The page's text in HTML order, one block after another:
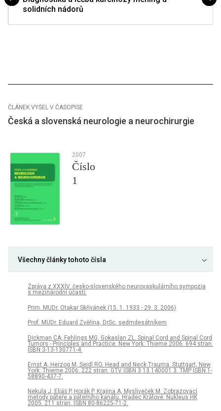
solidních nádorů
ČLÁNEK VYŠEL V ČASOPISE
Česká a slovenská neurologie a neurochirurgie
2007
Číslo
1
Všechny články tohoto čísla
Zpráva z XXXIV. česko-slovenského neurovaskulárního sympozia
s mezinárodní účastí.
Prim. MUDr. Otakar Skřivánek (15. 1. 1933 - 29. 3. 2006)
Prof. MUDr. Eduard Zvěřina, DrSc. sedmdesátníkem
Dickman CA, Fehlings MG, Gokaslan ZL. Spinal Cord and Spinal Cord
Tumors - Principles and Practice. New York: Thieme 2006. 694 stran.
ISBN 3-13-130771-4.
Ernst A, Herzog M, Seidl RO. Head and Neck Trauma. Stuttgart, New
York: Thieme 2006. 222 stran. GTV ISBN 3 13 140001 3. TMP ISBN 1-
58890-437-7.
Nekula J, Eliáš P, Horák P, Krajina A, Mysliveček M. Zobrazovací
metody páteře a páteřního kanálu. Hradec Králové: Nukleus HK
2005. 211 stran. ISBN 80-86225-71-2.